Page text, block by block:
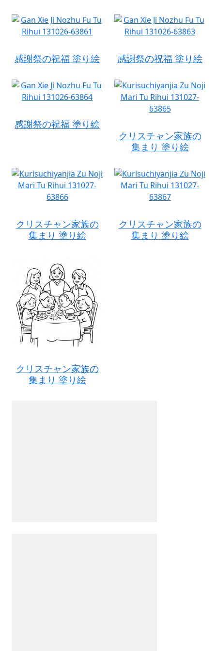
感謝祭の祝福 塗り絵 感謝祭の祝福 塗り絵
感謝祭の祝福 塗り絵
クリスチャン家族の
集まり 塗り絵
クリスチャン家族の
集まり 塗り絵
クリスチャン家族の
集まり 塗り絵
クリスチャン家族の
集まり 塗り絵